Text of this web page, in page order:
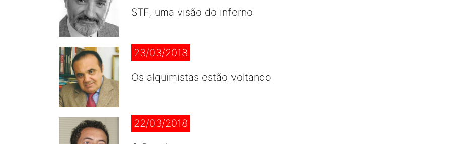
STF, uma visão do inferno
23/03/2018
Os alquimistas estão voltando
22/03/2018